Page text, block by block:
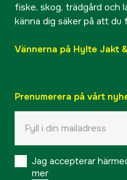
fiske, skog, trädgård och
känna dig säker på att du
Vännerna på Hylte Jakt
Prenumerera på vårt
Jag accepterar
mer